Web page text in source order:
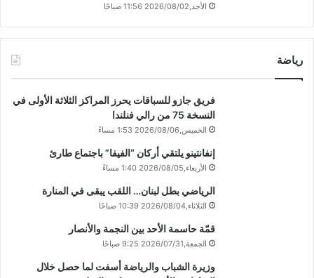
الأحد,2026/08/02 11:56 صباحًا
رياضة
فريق جازو للسباقات يحرز المراكز الثلاثة الأولى في
النسخة 75 من رالي فنلندا
الخميس,2026/08/06 1:53 مساءً
إنفانتينو يلتقي أركان “الفيفا” باجتماع طارئ
الأربعاء,2026/08/05 1:40 مساءً
الرياضي بطل لبنان… اللقب يبقى في المنارة
الثلاثاء,2026/08/04 10:39 صباحًا
قمّة حاسمة الأحد بين النجمة والأنصار
الجمعة,2026/07/31 9:25 صباحًا
وزيرة الشباب والرياضة أسفت لما حصل خلال